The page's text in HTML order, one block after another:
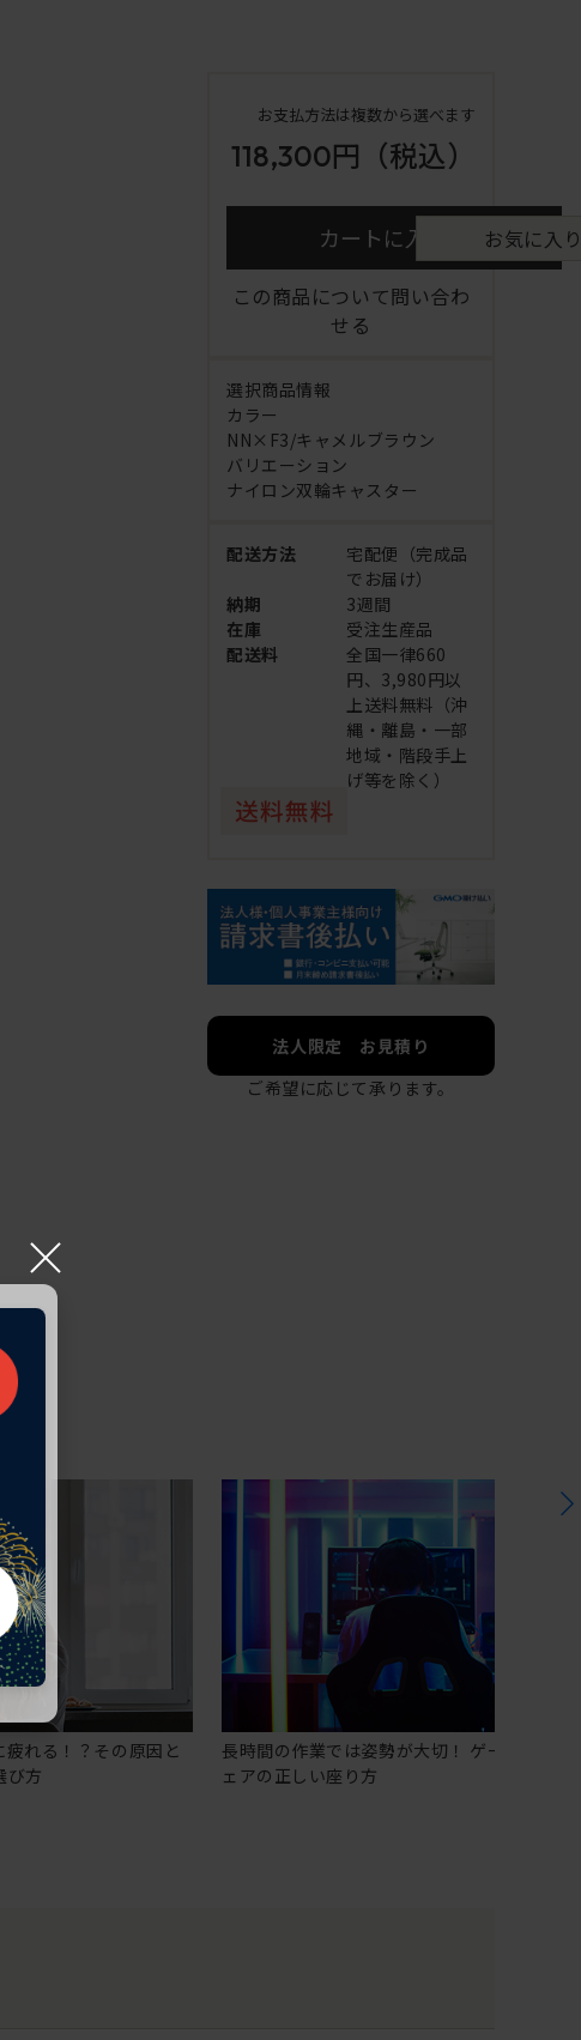
お支払方法は複数から選べます
118,300円 （税込）
カートに入れる お気に入
この商品について問い合わ
せる
選択商品情報
カラー
NN×F3/キャメルブラウン
バリエーション
ナイロン双輪キャスター
配送方法
宅配便（完成品
でお届け）
納期
3週間
在庫
受注生産品
配送料
全国一律660
円、3,980円以
上送料無料（沖
縄・離島・一部
地域・階段手上
げ等を除く）
法人限定 お見積り
ご希望に応じて承ります。
れる！？その原因と
び方
長時間の作業では姿勢が大切！ ゲーミングチ
ェアの正しい座り方
×